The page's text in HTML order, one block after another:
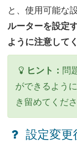
と、使用可能な
ルーターを設定
ように注意して
ヒント： 問
ができるよう
き留めてくださ
設定変